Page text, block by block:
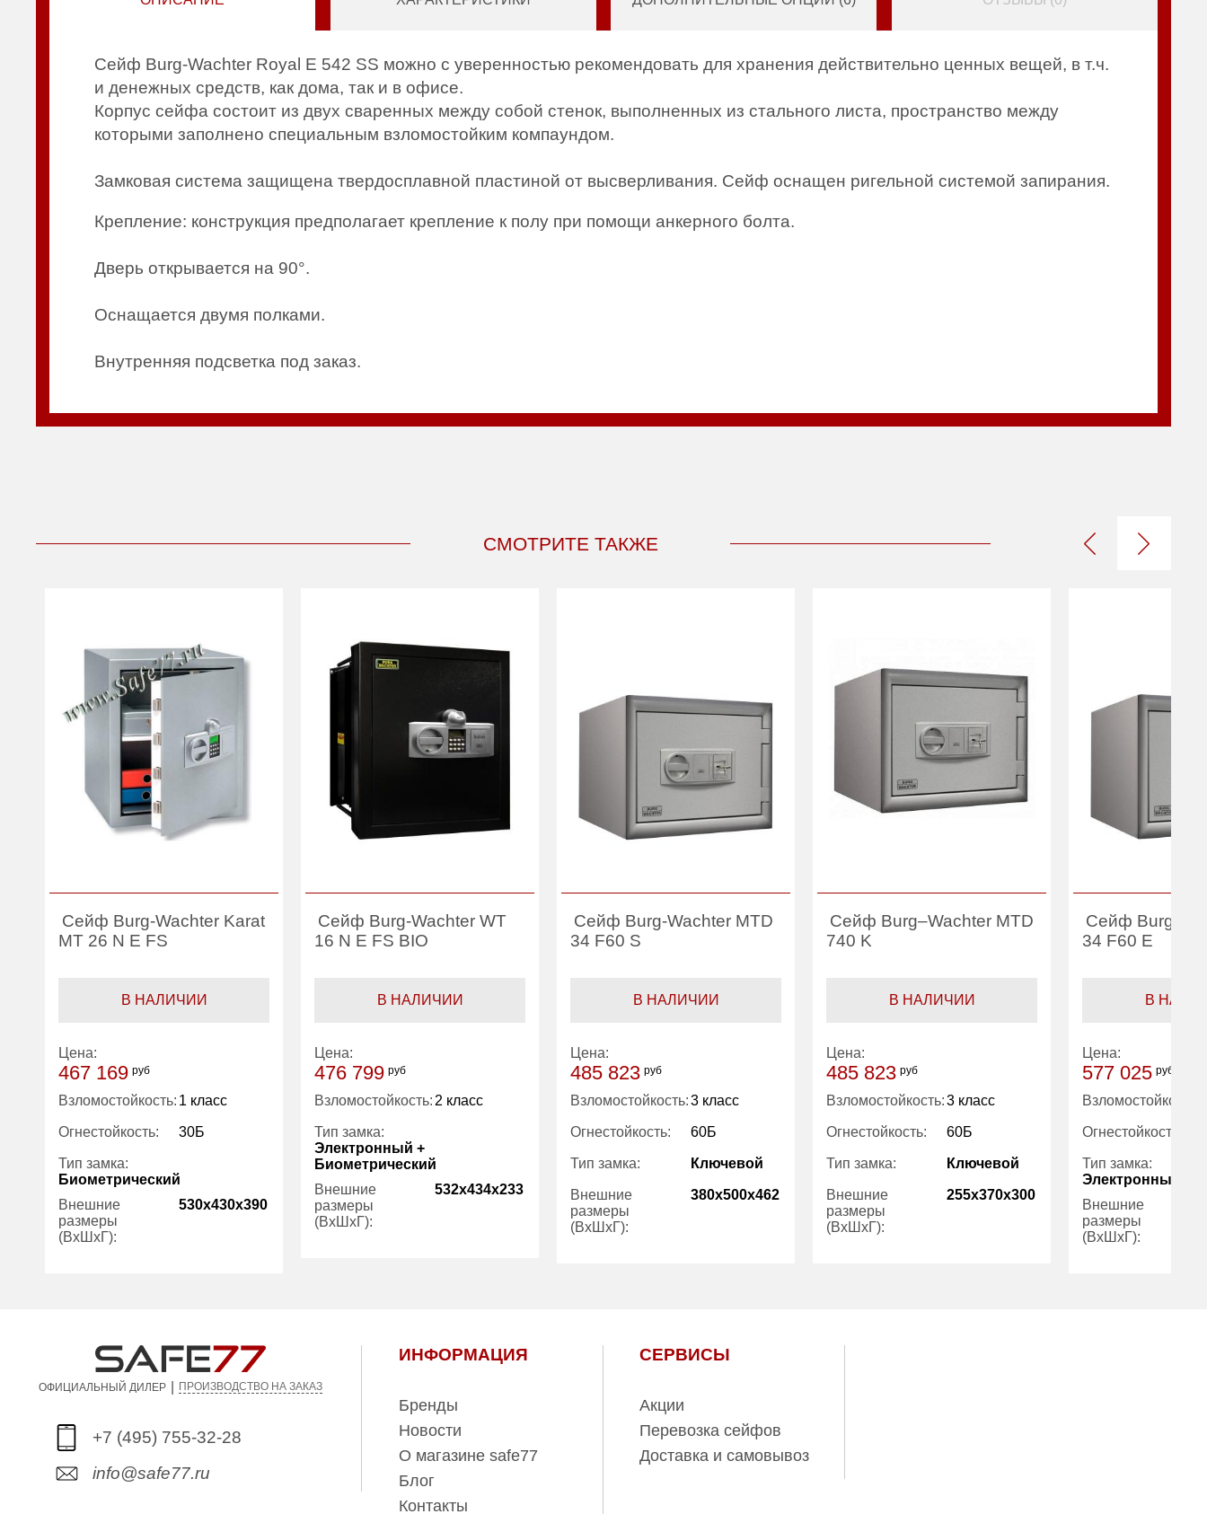
Cейф Burg-Wachter Royal E 542 SS можно с уверенностью рекомендовать для хранения действительно ценных вещей, в т.ч.
и денежных средств, как дома, так и в офисе.
Корпус сейфа состоит из двух сваренных между собой стенок, выполненных из стального листа, пространство между
которыми заполнено специальным взломостойким компаундом.
Замковая система защищена твердосплавной пластиной от высверливания. Сейф оснащен ригельной системой запирания.
Крепление: конструкция предполагает крепление к полу при помощи анкерного болта.
Дверь открывается на 90°.
Оснащается двумя полками.
Внутренняя подсветка под заказ.
СМОТРИТЕ ТАКЖЕ
Сейф Burg-Wachter Karat
MT 26 N E FS
В НАЛИЧИИ
Цена:
467 169 руб
Взломостойкость: 1 класс
Огнестойкость: 30Б
Тип замка:
Биометрический
Внешние
размеры
(ВхШхГ):
530x430x390
Сейф Burg-Wachter WT
16 N E FS BIO
В НАЛИЧИИ
Цена:
476 799 руб
Взломостойкость: 2 класс
Тип замка:
Электронный +
Биометрический
Внешние
размеры
(ВхШхГ):
532x434x233
Сейф Burg-Wachter MTD
34 F60 S
В НАЛИЧИИ
Цена:
485 823 руб
Взломостойкость:3 класс
Огнестойкость: 60Б
Тип замка: Ключевой
Внешние
размеры
(ВхШхГ):
380x500x462
Сейф Burg–Wachter MTD
740 K
В НАЛИЧИИ
Цена:
485 823 руб
Взломостойкость:3 класс
Огнестойкость: 60Б
Тип замка: Ключевой
Внешние
размеры
(ВхШхГ):
255x370x300
Сейф Burg-
34 F60 E
В
Цена:
577 025 руб
Взломостойкость:
Огнестойкость:
Тип замка:
Электронный
Внешние
размеры
(ВхШхГ):
ОФИЦИАЛЬНЫЙ ДИЛЕР | ПРОИЗВОДСТВО НА ЗАКАЗ
+7 (495) 755-32-28
info@safe77.ru
ИНФОРМАЦИЯ
Бренды
Новости
О магазине safe77
Блог
Контакты
СЕРВИСЫ
Акции
Перевозка сейфов
Доставка и самовывоз